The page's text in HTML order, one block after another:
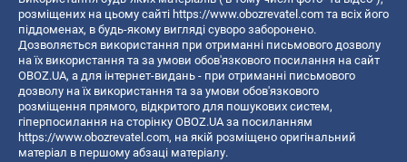
розміщених на цьому сайті https://www.obozrevatel.com та всіх його
піддоменах, в будь-якому вигляді суворо заборонено.
Дозволяється використання при отриманні письмового дозволу
на їх використання та за умови обов'язкового посилання на сайт
OBOZ.UA, а для інтернет-видань - при отриманні письмового
дозволу на їх використання та за умови обов'язкового
розміщення прямого, відкритого для пошукових систем,
гіперпосилання на сторінку OBOZ.UA за посиланням
https://www.obozrevatel.com, на якій розміщено оригінальний
матеріал в першому абзаці матеріалу.